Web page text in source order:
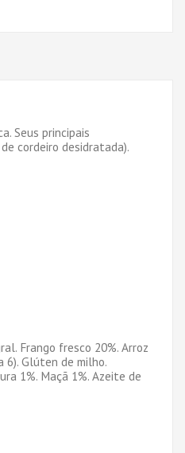
Seus principais
cordeiro desidratada).
Frango fresco 20%. Arroz
Glúten de milho.
1%. Maçã 1%. Azeite de